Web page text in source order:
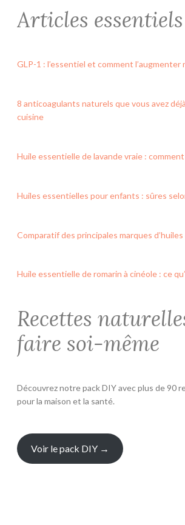
Articles essentiels
GLP-1 : l’essentiel et comment
8 anticoagulants naturels que vous avez
cuisine
Huile essentielle de lavande vraie :
Huiles essentielles pour enfants : sûres
Comparatif des principales marques
Huile essentielle de romarin à cinéole : ce
Recettes
faire soi-même
Découvrez notre pack DIY avec plus de 90
pour la maison et la santé.
Voir le pack DIY →